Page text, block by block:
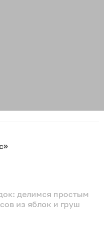
делимся простым
из яблок и груш